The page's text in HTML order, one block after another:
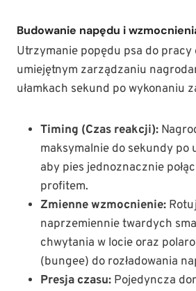
Budowanie napędu i
Utrzymanie popędu psa do pracy
umiejętnym zarządzaniu
ułamkach sekund po wykonaniu
Timing (Czas reakcji):
maksymalnie do sekundy po
aby pies jednoznacznie
profitem.
Zmienne wzmocnienie:
naprzemiennie twardych
chwytania w locie oraz
(bungee) do rozładowania
Presja czasu: Pojedyncza